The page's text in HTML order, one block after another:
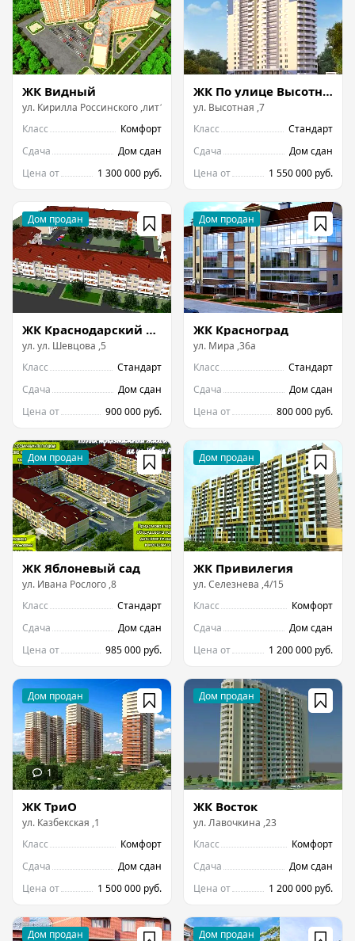
ЖК Видный
ул. Кирилла Россинского ,лит1
Класс
Комфорт
Сдача
Дом сдан
Цена от
1 300 000 руб.
ЖК По улице Высотная, 7
ул. Высотная ,7
Класс
Стандарт
Сдача
Дом сдан
Цена от
1 550 000 руб.
ЖК Краснодарский Экопарк
ул.ул. Шевцова ,5
Класс
Стандарт
Сдача
Дом сдан
Цена от
900 000 руб.
ЖК Красноград
ул. Мира ,36а
Класс
Стандарт
Сдача
Дом сдан
Цена от
800 000 руб.
ЖК Яблоневый сад
ул. Ивана Рослого ,8
Класс
Стандарт
Сдача
Дом сдан
Цена от
985 000 руб.
ЖК Привилегия
ул.Селезнева ,4/15
Класс
Комфорт
Сдача
Дом сдан
Цена от
1 200 000 руб.
ЖК ТриО
ул. Казбекская ,1
Класс
Комфорт
Сдача
Дом сдан
Цена от
1 500 000 руб.
ЖК Восток
ул.Лавочкина ,23
Класс
Комфорт
Сдача
Дом сдан
Цена от
1 200 000 руб.